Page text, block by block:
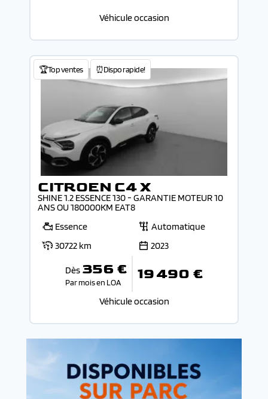
Véhicule occasion
🏆Top ventes ⏰Dispo rapide!
CITROEN C4 X
SHINE 1.2 ESSENCE 130 - GARANTIE MOTEUR 10
ANS OU 180000KM EAT8
Essence
Automatique
30722 km
2023
Dès 356 €
Par mois en LOA 19 490 €
Véhicule occasion